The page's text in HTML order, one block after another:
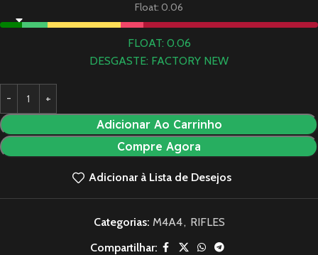
Float: 0.06
FLOAT: 0.06
DESGASTE: FACTORY NEW
Adicionar Ao Carrinho
Compre Agora
Adicionar à Lista de Desejos
Categorias: M4A4, RIFLES
Compartilhar: